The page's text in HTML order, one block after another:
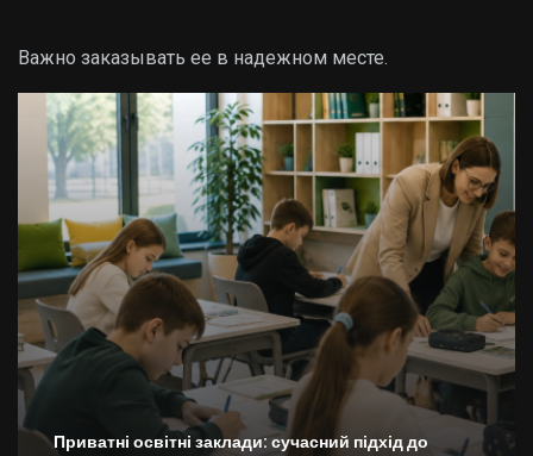
Важно заказывать ее в надежном месте.
Приватні освітні заклади: сучасний підхід до